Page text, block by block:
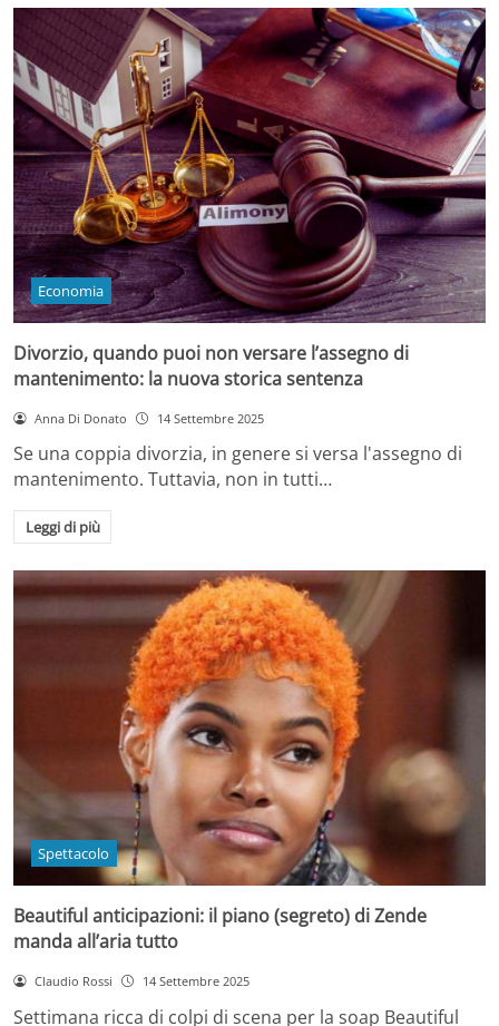
Economia
Divorzio, quando puoi non versare l’assegno di
mantenimento: la nuova storica sentenza
Anna Di Donato 14 Settembre 2025
Se una coppia divorzia, in genere si versa l'assegno di
mantenimento. Tuttavia, non in tutti…
Leggi di più
Spettacolo
Beautiful anticipazioni: il piano (segreto) di Zende
manda all’aria tutto
Claudio Rossi 14 Settembre 2025
Settimana ricca di colpi di scena per la soap Beautiful